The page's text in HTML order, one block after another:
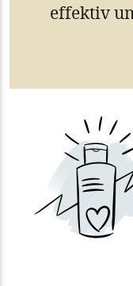
effektiv